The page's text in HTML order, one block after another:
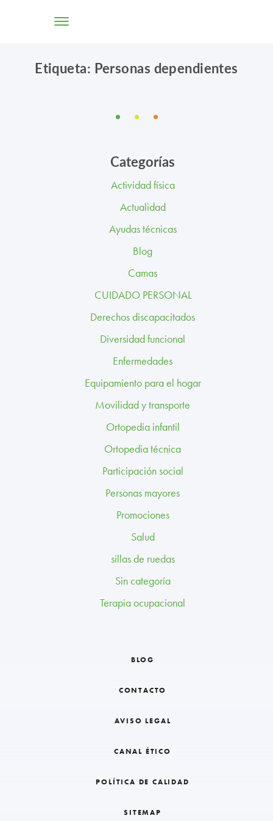
TIENDA ONLINE
CENTROS
PROFESIONALES
BLOG
CONTACTO
CANAL ÉTICO
Etiqueta: Personas dependientes
Categorías
Actividad física
Actualidad
Ayudas técnicas
Blog
Camas
CUIDADO PERSONAL
Derechos discapacitados
Diversidad funcional
Enfermedades
Equipamiento para el hogar
Movilidad y transporte
Ortopedia infantil
Ortopedia técnica
Participación social
Personas mayores
Promociones
Salud
sillas de ruedas
Sin categoría
Terapia ocupacional
BLOG
CONTACTO
AVISO LEGAL
CANAL ÉTICO
POLÍTICA DE CALIDAD
SITEMAP